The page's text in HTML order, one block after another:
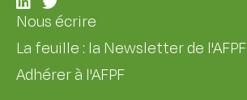
Nous écrire
La feuille : la Newsletter de l'AFPF
Adhérer à l'AFPF